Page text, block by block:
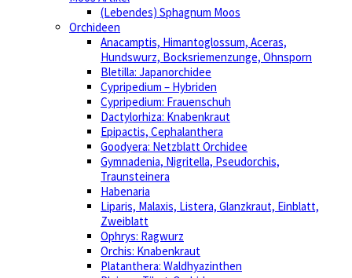
(Lebendes) Sphagnum Moos
Orchideen
Anacamptis, Himantoglossum, Aceras,
Hundswurz, Bocksriemenzunge, Ohnsporn
Bletilla: Japanorchidee
Cypripedium – Hybriden
Cypripedium: Frauenschuh
Dactylorhiza: Knabenkraut
Epipactis, Cephalanthera
Goodyera: Netzblatt Orchidee
Gymnadenia, Nigritella, Pseudorchis,
Traunsteinera
Habenaria
Liparis, Malaxis, Listera, Glanzkraut, Einblatt,
Zweiblatt
Ophrys: Ragwurz
Orchis: Knabenkraut
Platanthera: Waldhyazinthen